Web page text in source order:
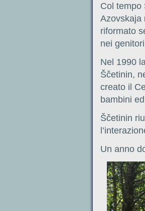
Col tempo
Azovskaja
riformato
nei
Nel 1990
Ščetinin,
creato il
bambini
Ščetinin
Un anno